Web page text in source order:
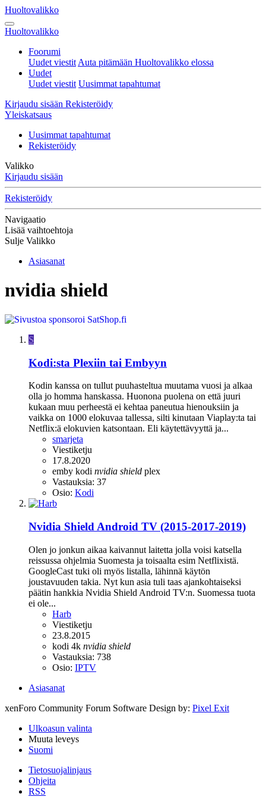
Huoltovalikko
Huoltovalikko
Foorumi
Uudet viestit Auta pitämään Huoltovalikko elossa
Uudet
Uudet viestit Uusimmat tapahtumat
Kirjaudu sisään Rekisteröidy
Yleiskatsaus
Uusimmat tapahtumat
Rekisteröidy
Valikko
Kirjaudu sisään
Rekisteröidy
Navigaatio
Lisää vaihtoehtoja
Sulje Valikko
Asiasanat
nvidia shield
S
Kodi:sta Plexiin tai Embyyn
Kodin kanssa on tullut puuhasteltua muutama vuosi ja alkaa
olla jo homma hanskassa. Huonona puolena on että juuri
kukaan muu perheestä ei kehtaa paneutua hienouksiin ja
vaikka on 1000 elokuvaa tallessa, silti kinutaan Viaplay:ta tai
Netflix:ä elokuvien katsontaan. Eli käytettävyyttä ja...
smarjeta
Viestiketju
17.8.2020
emby kodi nvidia shield plex
Vastauksia: 37
Osio: Kodi
Nvidia Shield Android TV (2015-2017-2019)
Olen jo jonkun aikaa kaivannut laitetta jolla voisi katsella
reissussa ohjelmia Suomesta ja toisaalta esim Netflixistä.
GoogleCast tuki oli myös listalla, lähinnä käytön
joustavuuden takia. Nyt kun asia tuli taas ajankohtaiseksi
päätin hankkia Nvidia Shield Android TV:n. Suomessa tuota
ei ole...
Harb
Viestiketju
23.8.2015
kodi 4k nvidia shield
Vastauksia: 738
Osio: IPTV
Asiasanat
xenForo Community Forum Software Design by: Pixel Exit
Ulkoasun valinta
Muuta leveys
Suomi
Tietosuojalinjaus
Ohjeita
RSS